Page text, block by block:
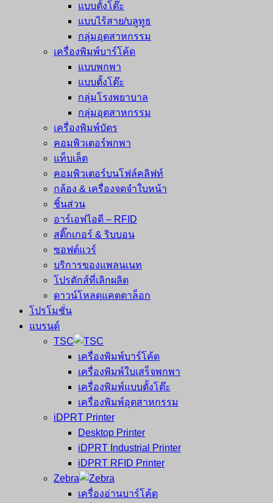
แบบตั้งโต๊ะ
แบบไร้สาย/บลูทูธ
กลุ่มอุตสาหกรรม
เครื่องพิมพ์บาร์โค้ด
แบบพกพา
แบบตั้งโต๊ะ
กลุ่มโรงพยาบาล
กลุ่มอุตสาหกรรม
เครื่องพิมพ์บัตร
คอมพิวเตอร์พกพา
แท็บเล็ต
คอมพิวเตอร์บนโฟล์คลิฟท์
กล้อง & เครื่องจดจำใบหน้า
ชิ้นส่วน
อาร์เอฟไอดี – RFID
สติ๊กเกอร์ & ริบบอน
ซอฟต์แวร์
บริการของแพลนเนท
โปรดักส์ที่เลิกผลิต
ดาวน์โหลดแคตตาล็อก
โปรโมชั่น
แบรนด์
TSC
เครื่องพิมพ์บาร์โค้ด
เครื่องพิมพ์ใบเสร็จพกพา
เครื่องพิมพ์แบบตั้งโต๊ะ
เครื่องพิมพ์อุตสาหกรรม
iDPRT Printer
Desktop Printer
iDPRT Industrial Printer
iDPRT RFID Printer
Zebra
เครื่องอ่านบาร์โค้ด